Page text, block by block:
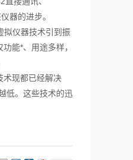
器的进步。
仪器技术引到振
能*、用途多样，
现都已经解决
低。这些技术的迅